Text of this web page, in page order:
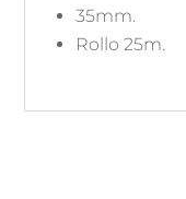
35mm.
Rollo 25m.